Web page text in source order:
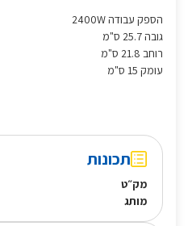
הספק עבודה 2400W
גובה 25.7 ס"מ
רוחב 21.8 ס"מ
עומק 15 ס"מ
תכונות
מק״ט
מותג